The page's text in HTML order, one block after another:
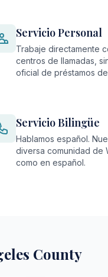
Servicio Personal
Trabaje directamente
centros de llamadas,
oficial de préstamos
Servicio Bilingüe
Hablamos español.
diversa comunidad de
como en español.
County